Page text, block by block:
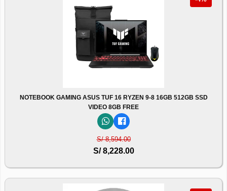
NOTEBOOK GAMING ASUS TUF 16 RYZEN 9-8 16GB 512GB SSD
VIDEO 8GB FREE
S/ 8,594.00
S/ 8,228.00